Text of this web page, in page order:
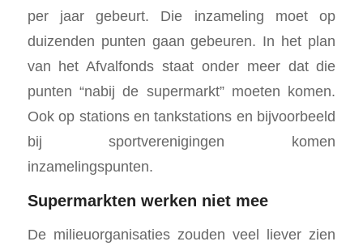
per jaar gebeurt. Die inzameling moet op
duizenden punten gaan gebeuren. In het plan
van het Afvalfonds staat onder meer dat die
punten “nabij de supermarkt” moeten komen.
Ook op stations en tankstations en bijvoorbeeld
bij sportverenigingen komen
inzamelingspunten.
Supermarkten werken niet mee
De milieuorganisaties zouden veel liever zien